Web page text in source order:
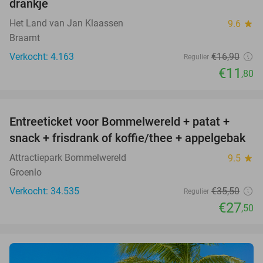
drankje
Het Land van Jan Klaassen 9.6 star
Braamt
Verkocht: 4.163
Regulier €16,90
€11 ,80
23%
Entreeticket voor Bommelwereld + patat +
snack + frisdrank of koffie/thee + appelgebak
Attractiepark Bommelwereld 9.5 star
Groenlo
Verkocht: 34.535
Regulier €35,50
€27,50